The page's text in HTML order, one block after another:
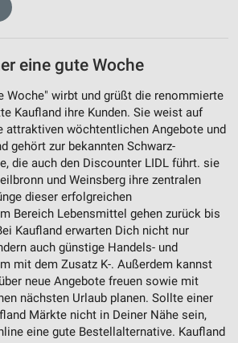
eine gute Woche
Woche" wirbt und grüßt die renommierte
Kaufland ihre Kunden. Sie weist auf
attraktiven wöchtentlichen Angebote und
gehört zur bekannten Schwarz-
die auch den Discounter LIDL führt. sie
und Weinsberg ihre zentralen
dieser erfolgreichen
Bereich Lebensmittel gehen zurück bis
Kaufland erwarten Dich nicht nur
auch günstige Handels- und
mit dem Zusatz K-. Außerdem kannst
neue Angebote freuen sowie mit
nächsten Urlaub planen. Sollte einer
Märkte nicht in Deiner Nähe sein,
eine gute Bestellalternative. Kaufland